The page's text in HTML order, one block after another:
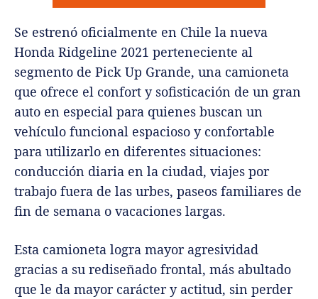
Se estrenó oficialmente en Chile la nueva
Honda Ridgeline 2021 perteneciente al
segmento de Pick Up Grande, una camioneta
que ofrece el confort y sofisticación de un gran
auto en especial para quienes buscan un
vehículo funcional espacioso y confortable
para utilizarlo en diferentes situaciones:
conducción diaria en la ciudad, viajes por
trabajo fuera de las urbes, paseos familiares de
fin de semana o vacaciones largas.
Esta camioneta logra mayor agresividad
gracias a su rediseñado frontal, más abultado
que le da mayor carácter y actitud, sin perder